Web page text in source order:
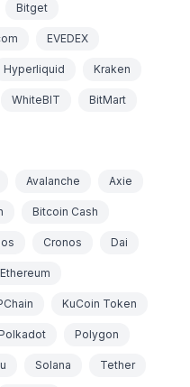
Bitget
EVEDEX
Hyperliquid Kraken
WhiteBIT BitMart
Avalanche Axie
Bitcoin Cash
Cronos Dai
Ethereum
KuCoin Token
Polygon
Solana Tether